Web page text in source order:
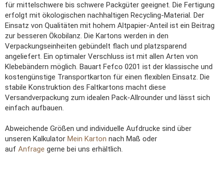
für mittelschwere bis schwere Packgüter geeignet. Die Fertigung
erfolgt mit ökologischen nachhaltigen Recycling-Material. Der
Einsatz von Qualitäten mit hohem Altpapier-Anteil ist ein Beitrag
zur besseren Ökobilanz. Die Kartons werden in den
Verpackungseinheiten gebündelt flach und platzsparend
angeliefert. Ein optimaler Verschluss ist mit allen Arten von
Klebebändern möglich. Bauart Fefco 0201 ist der klassische und
kostengünstige Transportkarton für einen flexiblen Einsatz. Die
stabile Konstruktion des Faltkartons macht diese
Versandverpackung zum idealen Pack-Allrounder und lässt sich
einfach aufbauen.
Abweichende Größen und individuelle Aufdrucke sind über
unseren Kalkulator Mein Karton nach Maß oder
auf Anfrage gerne bei uns erhältlich.